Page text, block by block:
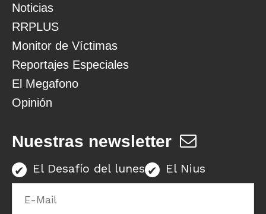
Noticias
RRPLUS
Monitor de Víctimas
Reportajes Especiales
El Megafono
Opinión
Nuestras newsletter
El Desafío del lunes El Nius